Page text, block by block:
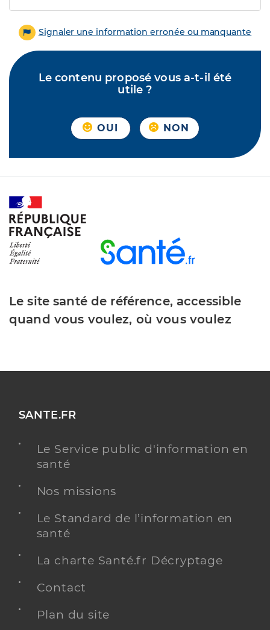
Signaler une information erronée ou manquante
Le contenu proposé vous a-t-il été
utile ?
OUI NON
Le site santé de référence, accessible
quand vous voulez, où vous voulez
SANTE.FR
Le Service public d'information en
santé
Nos missions
Le Standard de l’information en
santé
La charte Santé.fr Décryptage
Contact
Plan du site